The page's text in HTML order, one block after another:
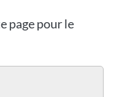
page pour le